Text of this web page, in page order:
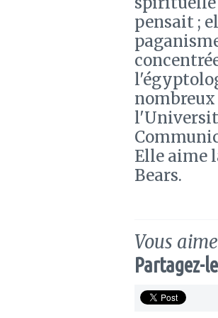
pensait ;
nombreux
Elle aime
Bears.
Vous
Partagez-